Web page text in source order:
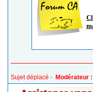
Sujet déplacé - Modérateur :